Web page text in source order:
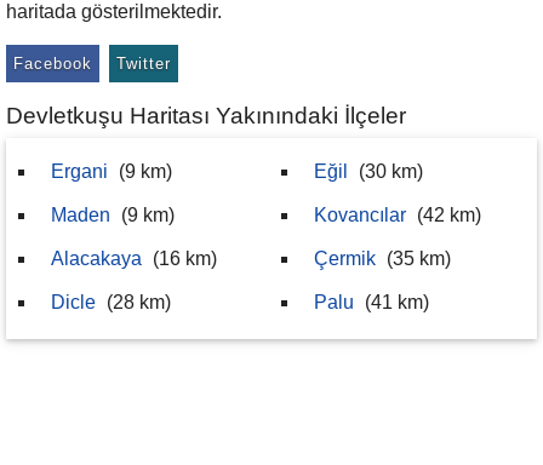
haritada gösterilmektedir.
Facebook Twitter
Devletkuşu Haritası Yakınındaki İlçeler
Ergani (9 km)
Maden (9 km)
Alacakaya (16 km)
Dicle (28 km)
Eğil (30 km)
Kovancılar (42 km)
Çermik (35 km)
Palu (41 km)